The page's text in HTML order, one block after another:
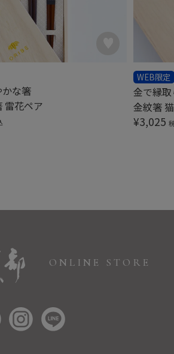
雷花ペア
な箸
金紋箸
WEB限定
¥3,025
金で縁
ONLINE STORE